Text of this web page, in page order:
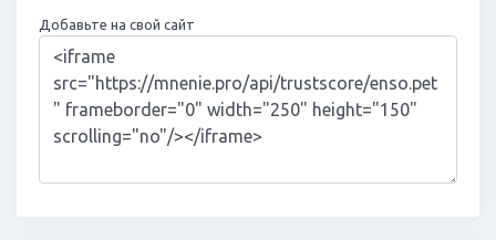
Добавьте на свой сайт